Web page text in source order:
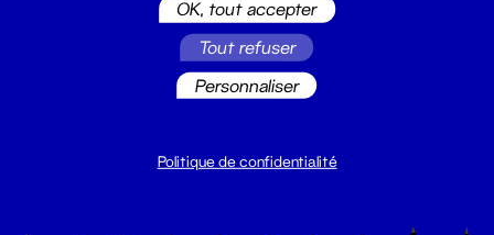
Suivez toutes les actualités du
OK, tout accepter
Tout refuser
Personnaliser
Politique de confidentialité